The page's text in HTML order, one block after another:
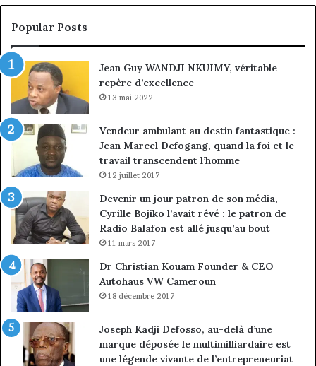
croissance
sous
discipline
la
Popular Posts
Jean Guy WANDJI NKUIMY, véritable
repère d’excellence
13 mai 2022
Vendeur ambulant au destin fantastique :
Jean Marcel Defogang, quand la foi et le
travail transcendent l’homme
12 juillet 2017
Devenir un jour patron de son média,
Cyrille Bojiko l’avait rêvé : le patron de
Radio Balafon est allé jusqu’au bout
11 mars 2017
Dr Christian Kouam Founder & CEO
Autohaus VW Cameroun
18 décembre 2017
Joseph Kadji Defosso, au-delà d’une
marque déposée le multimilliardaire est
une légende vivante de l’entrepreneuriat